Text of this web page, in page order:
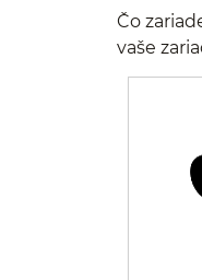
Čo
vaše